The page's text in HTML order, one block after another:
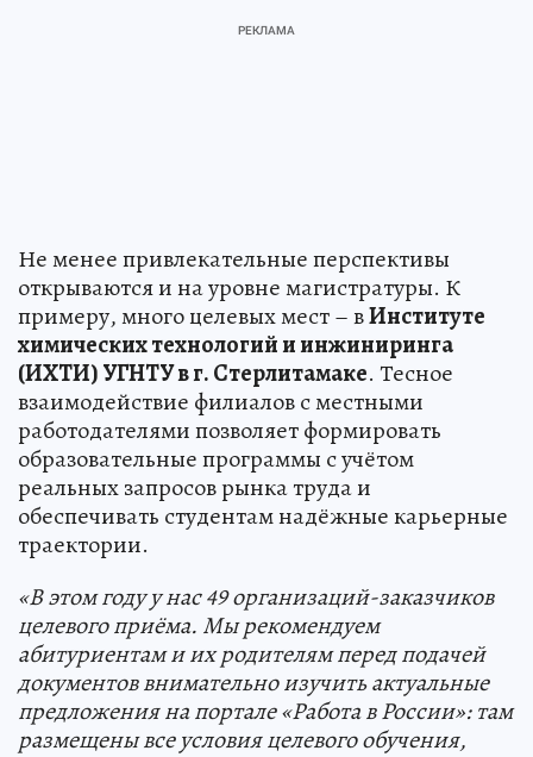
Не менее привлекательные перспективы
открываются и на уровне магистратуры. К
примеру, много целевых мест – вИнституте
химических технологий и инжиниринга
(ИХТИ) УГНТУ в г. Стерлитамаке. Тесное
взаимодействие филиалов с местными
работодателями позволяет формировать
образовательные программы с учётом
реальных запросов рынка труда и
обеспечивать студентам надёжные карьерные
траектории.
«В этом году у нас 49 организаций-заказчиков
целевого приёма. Мы рекомендуем
абитуриентам и их родителям перед подачей
документов внимательно изучить актуальные
предложения на портале «Работа в России»: там
размещены все условия целевого обучения,